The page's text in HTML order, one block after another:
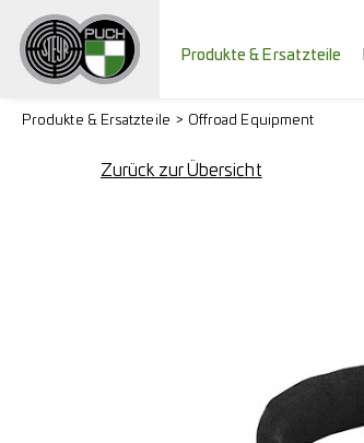
Produkte & Ersatzteile
Produkte & Ersatzteile Offroad Equipment
Zurück zur Übersicht